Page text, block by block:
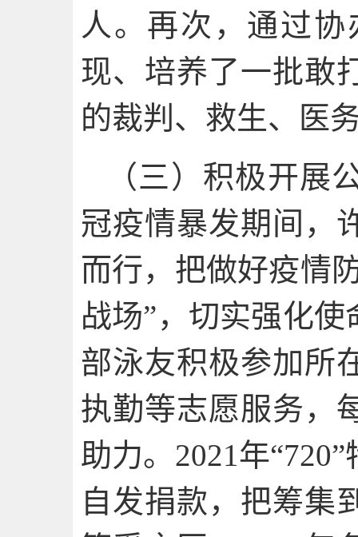
人。再次，通过
现、培养了一批敢
的裁判、救生、医
（三）积极开展
冠疫情暴发期间，
而行，把做好疫情
战场”，切实强化
部泳友积极参加所
执勤等志愿服务，
助力。2021年
自发捐款，把筹集